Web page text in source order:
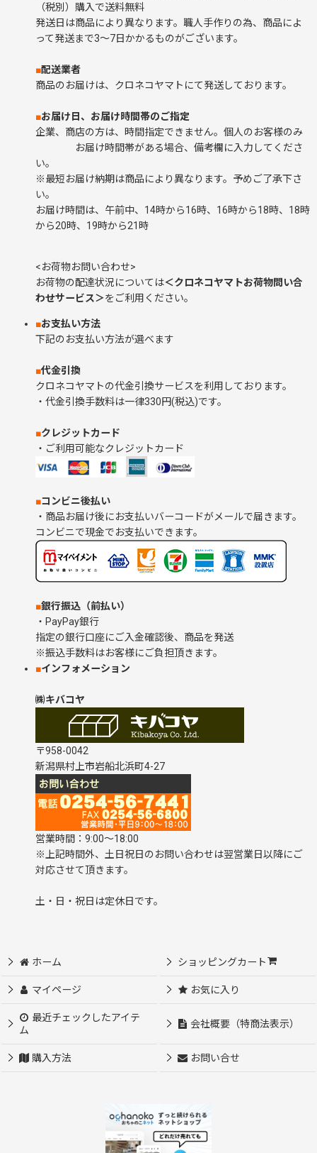
（税別）購入で送料無料
発送日は商品により異なります。職人手作りの為、商品によ
って発送まで3～7日かかるものがございます。
■配送業者
商品のお届けは、クロネコヤマトにて発送しております。
■お届け日、お届け時間帯のご指定
企業、商店の方は、時間指定できません。個人のお客様のみ
お届け時間帯がある場合、備考欄に入力してくださ
い。
※最短お届け納期は商品により異なります。予めご了承下さ
い。
お届け時間は、午前中、14時から16時、16時から18時、18時
から20時、19時から21時
<お荷物お問い合わせ>
お荷物の配達状況については＜クロネコヤマトお荷物問い合
わせサービス＞をご利用ください。
■お支払い方法
下記のお支払い方法が選べます
■代金引換
クロネコヤマトの代金引換サービスを利用しております。
・代金引換手数料は一律330円(税込)です。
■クレジットカード
・ご利用可能なクレジットカード
■コンビニ後払い
・商品お届け後にお支払いバーコードがメールで届きます。
コンビニで現金でお支払いできます。
■銀行振込（前払い）
・PayPay銀行
指定の銀行口座にご入金確認後、商品を発送
※振込手数料はお客様にご負担頂きます。
■インフォメーション
㈱キバコヤ
〒958-0042
新潟県村上市岩船北浜町4-27
営業時間：9:00～18:00
※上記時間外、土日祝日のお問い合わせは翌営業日以降にご
対応させて頂きます。
土・日・祝日は定休日です。
ホーム ショッピングカート
マイページ お気に入り
最近チェックしたアイテ
ム
会社概要（特商法表示）
購入方法 お問い合せ